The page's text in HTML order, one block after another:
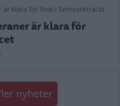
är klara för
nyheter